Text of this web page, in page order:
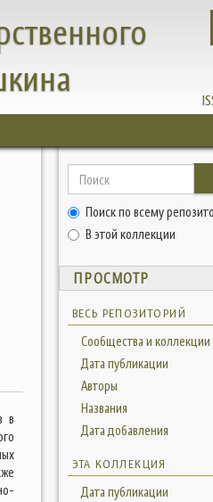
в
Поиск по всему
В этой коллекции
ПРОСМОТР
ВЕСЬ РЕПОЗИТОРИЙ
Сообщества и коллекции
Дата публикации
Авторы
Названия
Дата добавления
ЭТА КОЛЛЕКЦИЯ
Дата публикации